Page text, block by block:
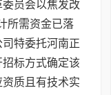
员会以焦发改
所需资金已落
特委托河南正
标方式确定该
质且有技术实